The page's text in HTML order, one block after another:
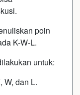
poin
K-W-L.
untuk:
W, dan L.